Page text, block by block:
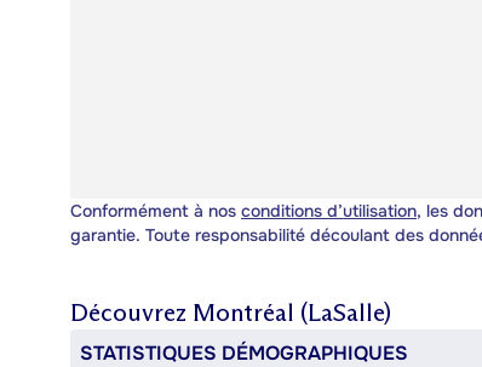
Conformément à nos conditions d’utilisation, les
garantie. Toute responsabilité découlant des
Découvrez Montréal (LaSalle)
STATISTIQUES DÉMOGRAPHIQUES